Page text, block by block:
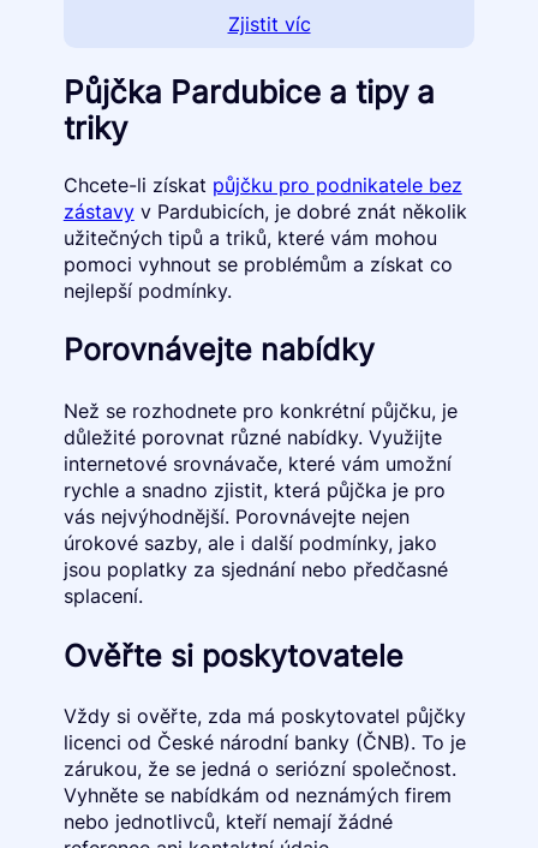
Zjistit víc
Půjčka Pardubice a tipy a
triky
Chcete-li získat půjčku pro podnikatele bez
zástavyv Pardubicích, je dobré znát několik
užitečných tipů a triků, které vám mohou
pomoci vyhnout se problémům a získat co
nejlepší podmínky.
Porovnávejte nabídky
Než se rozhodnete pro konkrétní půjčku, je
důležité porovnat různé nabídky. Využijte
internetové srovnávače, které vám umožní
rychle a snadno zjistit, která půjčka je pro
vás nejvýhodnější. Porovnávejte nejen
úrokové sazby, ale i další podmínky, jako
jsou poplatky za sjednání nebo předčasné
splacení.
Ověřte si poskytovatele
Vždy si ověřte, zda má poskytovatel půjčky
licenci od České národní banky (ČNB). To je
zárukou, že se jedná o seriózní společnost.
Vyhněte se nabídkám od neznámých firem
nebo jednotlivců, kteří nemají žádné